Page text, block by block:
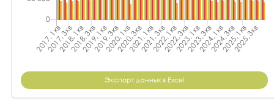
Экспорт данных в Excel